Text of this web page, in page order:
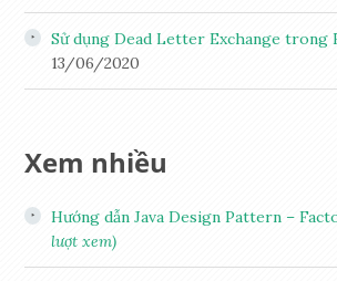
Sử dụng Dead Letter Exchange trong
13/06/2020
Xem nhiều
Hướng dẫn Java Design Pattern –
lượt xem)